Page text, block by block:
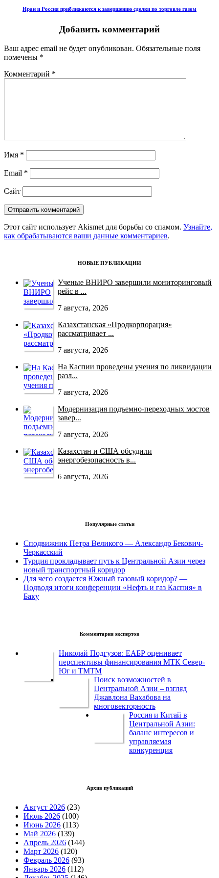
Иран и Россия приближаются к завершению сделки по торговле газом
Добавить комментарий
Ваш адрес email не будет опубликован. Обязательные поля
помечены *
Комментарий *
Имя *
Email *
Сайт
Этот сайт использует Akismet для борьбы со спамом. Узнайте,
как обрабатываются ваши данные комментариев.
НОВЫЕ ПУБЛИКАЦИИ
Ученые ВНИРО завершили мониторинговый
рейс в ...
7 августа, 2026
Казахстанская «Продкорпорация»
рассматривает ...
7 августа, 2026
На Каспии проведены учения по ликвидации
разл...
7 августа, 2026
Модернизация подъемно-переходных мостов
завер...
7 августа, 2026
Казахстан и США обсудили
энергобезопасность в...
6 августа, 2026
Популярные статьи
Сподвижник Петра Великого — Александр Бекович-
Черкасский
Турция прокладывает путь к Центральной Азии через
новый транспортный коридор
Для чего создается Южный газовый коридор? —
Подводя итоги конференции «Нефть и газ Каспия» в
Баку
Комментарии экспертов
Николай Подгузов: ЕАБР оценивает
перспективы финансирования МТК Север-
Юг и ТМТМ
Поиск возможностей в
Центральной Азии – взгляд
Джавлона Вахабова на
многовекторность
Россия и Китай в
Центральной Азии:
баланс интересов и
управляемая
конкуренция
Архив публикаций
Август 2026 (23)
Июль 2026 (100)
Июнь 2026 (113)
Май 2026 (139)
Апрель 2026 (144)
Март 2026 (120)
Февраль 2026 (93)
Январь 2026 (112)